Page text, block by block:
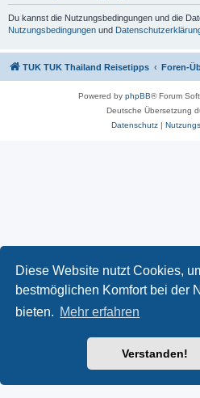
Diese Website nutzt Cookies,
bestmöglichen Komfort bei der
bieten. Mehr erfahren
Verstanden!
Du kannst die Nutzungsbedingungen und die
Nutzungsbedingungen und
TUK TUK Thailand Reisetipps Foren-
Powered by phpBB® Forum
Deutsche Übersetzung
Datenschutz|